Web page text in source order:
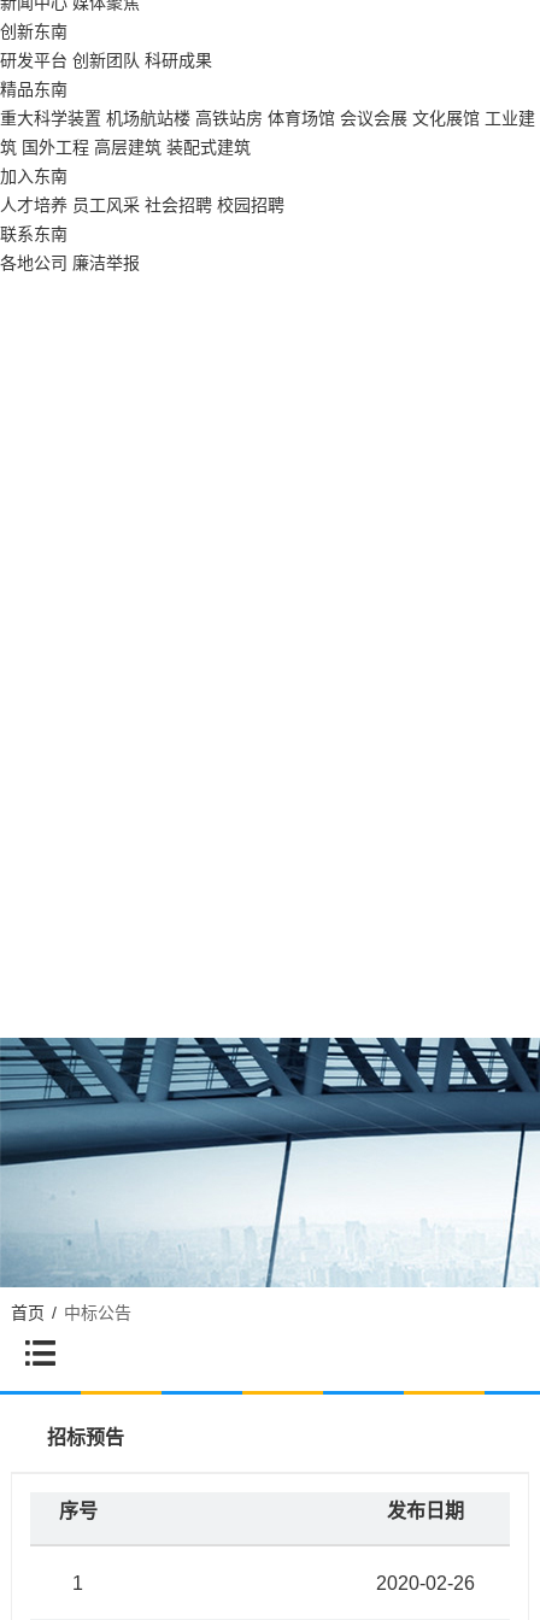
创新东南
研发平台 创新团队 科研成果
精品东南
重大科学装置 机场航站楼 高铁站房 体育场馆 会议会展 文化展馆 工业建
筑 国外工程 高层建筑 装配式建筑
加入东南
人才培养 员工风采 社会招聘 校园招聘
联系东南
各地公司 廉洁举报
首页 / 中标公告

招标预告
序号 发布日期
1 浙江东南网架股份有限公司中标公告
2020-02-26